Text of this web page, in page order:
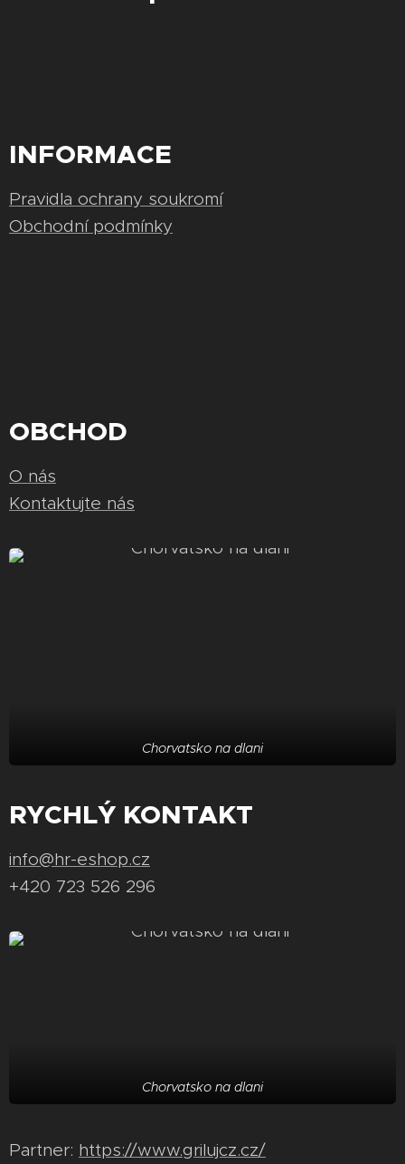
INFORMACE
Pravidla ochrany soukromí
Obchodní podmínky
OBCHOD
O nás
Kontaktujte nás
Chorvatsko na dlani
RYCHLÝ KONTAKT
info@hr-eshop.cz
+420 723 526 296
Chorvatsko na dlani
Partner: https://www.grilujcz.cz/